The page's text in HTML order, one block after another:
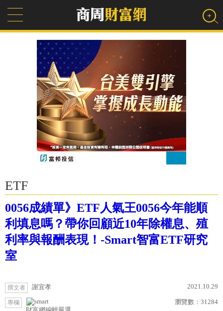
ETF
0056成績單》ETF人氣王0056今年能順
利填息嗎？帶你回顧近10年除權息、殖
利率與報酬表現！-Smart智富ETF研究
室
撰文者 謝宜孝 2021.10.29
專欄 瀏覽數： 31284